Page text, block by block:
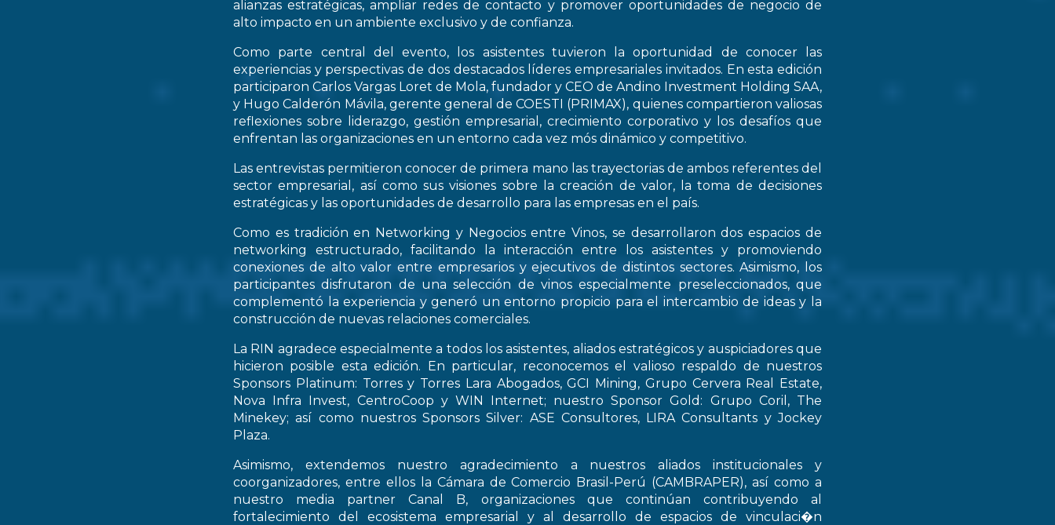
alianzas estratégicas, ampliar redes de contacto y promover oportunidades de negocio de
alto impacto en un ambiente exclusivo y de confianza.
Como parte central del evento, los asistentes tuvieron la oportunidad de conocer las
experiencias y perspectivas de dos destacados líderes empresariales invitados. En esta edición
participaron Carlos Vargas Loret de Mola, fundador y CEO de Andino Investment Holding SAA,
y Hugo Calderón Mávila, gerente general de COESTI (PRIMAX), quienes compartieron valiosas
reflexiones sobre liderazgo, gestión empresarial, crecimiento corporativo y los desafíos que
enfrentan las organizaciones en un entorno cada vez mós dinámico y competitivo.
Las entrevistas permitieron conocer de primera mano las trayectorias de ambos referentes del
sector empresarial, así como sus visiones sobre la creación de valor, la toma de decisiones
estratégicas y las oportunidades de desarrollo para las empresas en el país.
Como es tradición en Networking y Negocios entre Vinos, se desarrollaron dos espacios de
networking estructurado, facilitando la interacción entre los asistentes y promoviendo
conexiones de alto valor entre empresarios y ejecutivos de distintos sectores. Asimismo, los
participantes disfrutaron de una selección de vinos especialmente preseleccionados, que
complementó la experiencia y generó un entorno propicio para el intercambio de ideas y la
construcción de nuevas relaciones comerciales.
La RIN agradece especialmente a todos los asistentes, aliados estratégicos y auspiciadores que
hicieron posible esta edición. En particular, reconocemos el valioso respaldo de nuestros
Sponsors Platinum: Torres y Torres Lara Abogados, GCI Mining, Grupo Cervera Real Estate,
Nova Infra Invest, CentroCoop y WIN Internet; nuestro Sponsor Gold: Grupo Coril, The
Minekey; así como nuestros Sponsors Silver: ASE Consultores, LIRA Consultants y Jockey
Plaza.
Asimismo, extendemos nuestro agradecimiento a nuestros aliados institucionales y
coorganizadores, entre ellos la Cámara de Comercio Brasil-Perú (CAMBRAPER), así como a
nuestro media partner Canal B, organizaciones que continúan contribuyendo al
fortalecimiento del ecosistema empresarial y al desarrollo de espacios de vinculaci�n